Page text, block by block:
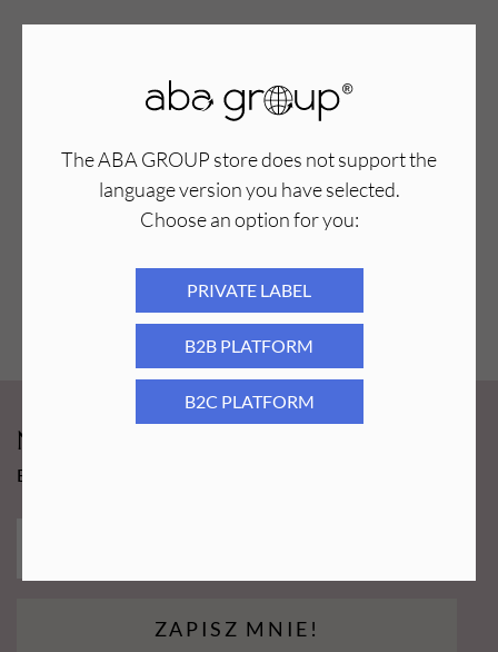
The ABA GROUP store does not support the
language version you have selected.
Choose an option for you:
PRIVATE LABEL
B2B PLATFORM
B2C PLATFORM
Newsy Aba Group!
Bądź na bieżąco i łap promocję tylko dla subskrybentów!
ZAPISZ MNIE!